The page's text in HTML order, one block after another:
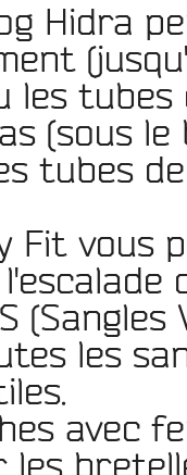
Hidra
les
(sous
tubes
Fit vous
les
avec
les